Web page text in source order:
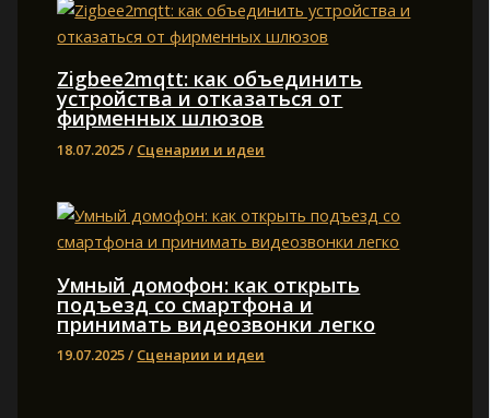
Zigbee2mqtt: как объединить
устройства и отказаться от
фирменных шлюзов
18.07.2025/ Сценарии и идеи
Умный домофон: как открыть
подъезд со смартфона и
принимать видеозвонки легко
19.07.2025/ Сценарии и идеи